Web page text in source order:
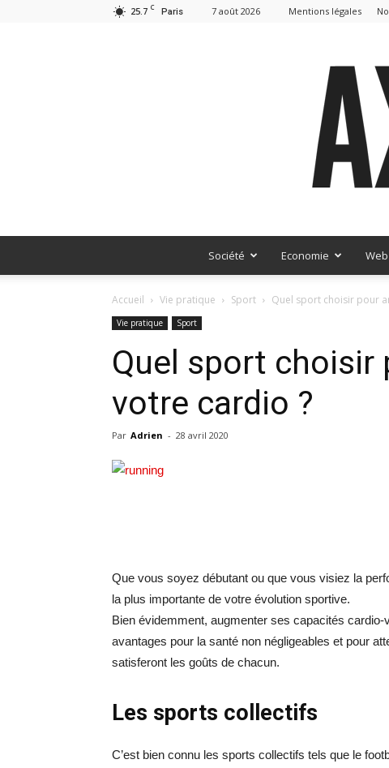
25.7 C Paris 7 août 2026 Mentions légales
Société Economie Web
Accueil Vie pratique Sport Quel sport choisir pour
Vie pratique Sport
Quel sport choisir
votre cardio ?
Par Adrien - 28 avril 2020
Que vous soyez débutant ou que vous visiez la
la plus importante de votre évolution sportive.
Bien évidemment, augmenter ses capacités
avantages pour la santé non négligeables et pour
satisferont les goûts de chacun.
Les sports collectifs
C’est bien connu les sports collectifs tels que le